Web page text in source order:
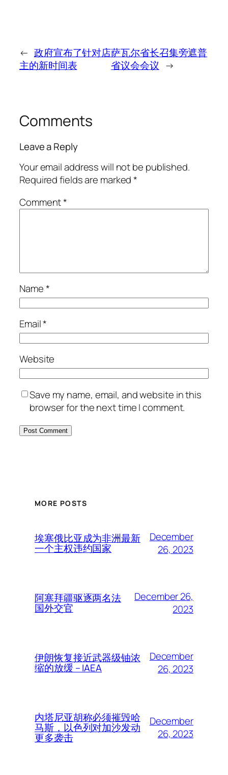
← 政府宣布了针对店
主的新时间表
萨瓦尔省长召集旁遮普
省议会会议 →
Comments
Leave a Reply
Your email address will not be published.
Required fields are marked*
Comment*
Name*
Email*
Website
Save my name, email, and website in this
browser for the next time I comment.
MORE POSTS
埃塞俄比亚成为非洲最新
一个主权违约国家
December
26, 2023
阿塞拜疆驱逐两名法
国外交官
December 26,
2023
伊朗恢复接近武器级铀浓
缩的放缓 – IAEA
December
26, 2023
内塔尼亚胡称必须摧毁哈
马斯，以色列对加沙发动
更多袭击
December
26, 2023